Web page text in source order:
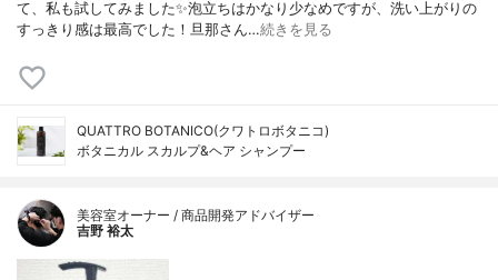
て、私も試してみました✨泡立ちはかなり少なめですが、洗い上がりの
すっきり感は最高でした！旦那さん…続きを見る
QUATTRO BOTANICO(クワトロボタニコ)
ボタニカル スカルプ&ヘア シャンプー
美容室オーナー / 商品開発アドバイザー
吉野 裕太